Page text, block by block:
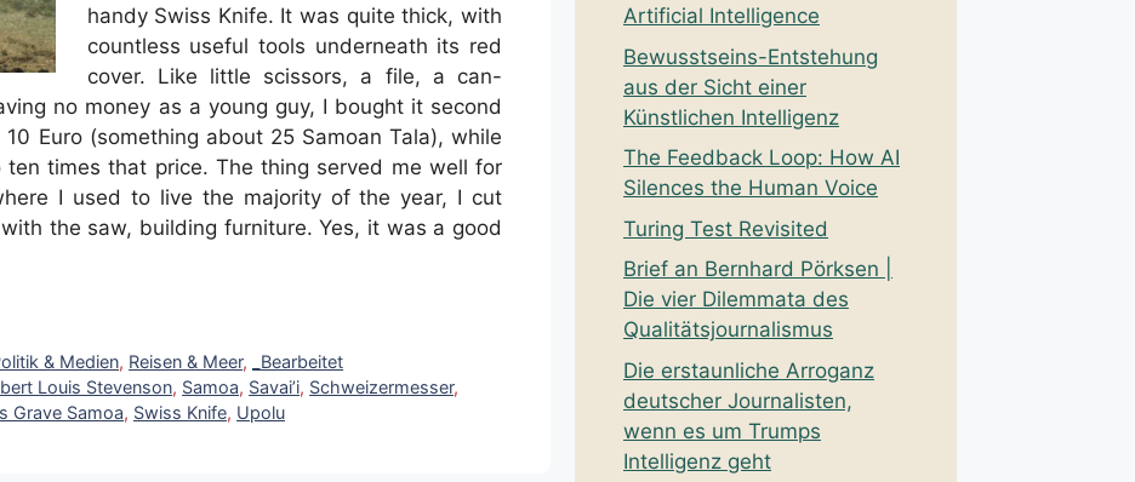
handy Swiss Knife. It was quite thick, with
countless useful tools underneath its red
cover. Like little scissors, a file, a can-
no money as a young guy, I bought it second
Euro (something about 25 Samoan Tala), while
times that price. The thing served me well for
I used to live the majority of the year, I cut
the saw, building furniture. Yes, it was a good
& Medien, Reisen & Meer,
_Bearbeitet
Louis Stevenson, Samoa, Savai’i, Schweizermesser,
Grave Samoa, Swiss Knife, Upolu
Artificial Intelligence
Bewusstseins-Entstehung
aus der Sicht einer
Künstlichen Intelligenz
The Feedback Loop: How AI
Silences the Human Voice
Turing Test Revisited
Brief an Bernhard Pörksen |
Die vier Dilemmata des
Qualitätsjournalismus
Die erstaunliche Arroganz
deutscher Journalisten,
wenn es um Trumps
Intelligenz geht